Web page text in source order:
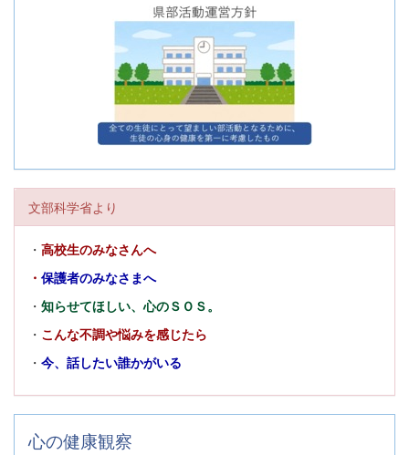
文部科学省より
・ 高校生のみなさんへ
・ 保護者のみなさまへ
・ 知らせてほしい、心のＳＯＳ。
・ こんな不調や悩みを感じたら
・ 今、話したい誰かがいる
心の健康観察